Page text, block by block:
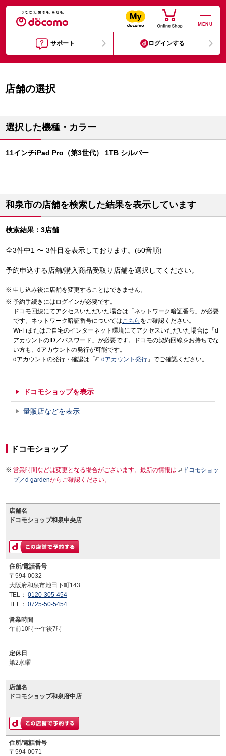
MENU
サポート ログインする
店舗の選択
選択した機種・カラー
11インチiPad Pro（第3世代） 1TB シルバー
和泉市の店舗を検索した結果を表示しています
検索結果：3店舗
全3件中1 〜 3件目を表示しております。(50音順)
予約申込する店舗/購入商品受取り店舗を選択してください。
申し込み後に店舗を変更することはできません。
予約手続きにはログインが必要です。
ドコモ回線にてアクセスいただいた場合は「ネットワーク暗証番号」が必要
です。ネットワーク暗証番号についてはこちら をご確認ください。
Wi-Fiまたはご自宅のインターネット環境にてアクセスいただいた場合は「d
アカウントのID／パスワード」が必要です。ドコモの契約回線をお持ちでな
い方も、dアカウントの発行が可能です。
dアカウントの発行・確認は「
dアカウント発行 」でご確認ください。
ドコモショップを表示
量販店などを表示
ドコモショップ
営業時間などは変更となる場合がございます。最新の情報は
ドコモショッ
プ／d gardenからご確認ください。
店舗名
ドコモショップ和泉中央店
住所/電話番号
〒594-0032
大阪府和泉市池田下町143
TEL： 0120-305-454
TEL： 0725-50-5454
営業時間
午前10時〜午後7時
定休日
第2水曜
店舗名
ドコモショップ和泉府中店
住所/電話番号
〒594-0071